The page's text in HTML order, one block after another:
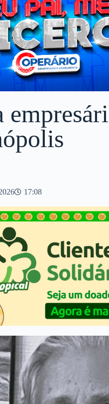
17:08